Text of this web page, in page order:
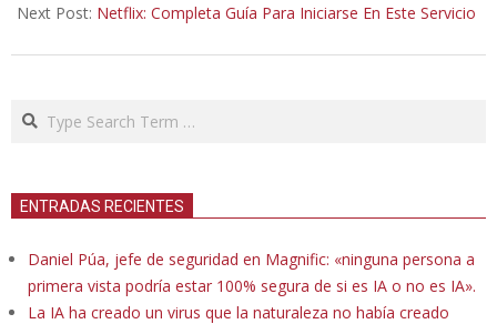
Next Post: Netflix: Completa Guía Para Iniciarse En Este Servicio
Search
ENTRADAS RECIENTES
Daniel Púa, jefe de seguridad en Magnific: «ninguna persona a
primera vista podría estar 100% segura de si es IA o no es IA».
La IA ha creado un virus que la naturaleza no había creado